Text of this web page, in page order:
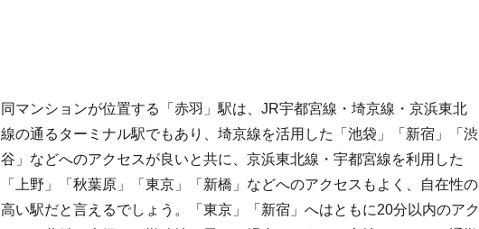
同マンションが位置する「赤羽」駅は、JR宇都宮線・埼京線・京浜東北
線の通るターミナル駅でもあり、埼京線を活用した「池袋」「新宿」「渋
谷」などへのアクセスが良いと共に、京浜東北線・宇都宮線を利用した
「上野」「秋葉原」「東京」「新橋」などへのアクセスもよく、自在性の
高い駅だと言えるでしょう。「東京」「新宿」へはともに20分以内のアク